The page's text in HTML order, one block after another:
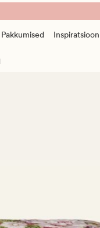
Pakkumised Inspiratsioon